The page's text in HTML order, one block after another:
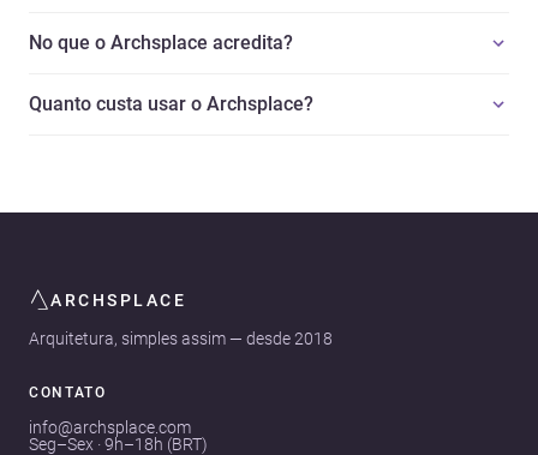
No que o Archsplace acredita?
Quanto custa usar o Archsplace?
ARCHSPLACE
Arquitetura, simples assim — desde 2018
CONTATO
info@archsplace.com
Seg–Sex · 9h–18h (BRT)